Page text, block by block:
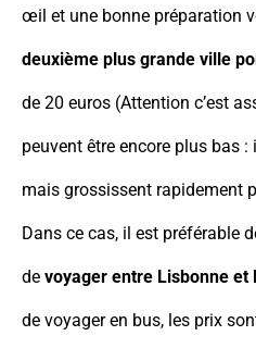
œil et une bonne préparation
deuxième plus grande ville
de 20 euros (Attention c’est
peuvent être encore plus bas
mais grossissent rapidement
Dans ce cas, il est préférable
de voyager entre Lisbonne et
de voyager en bus, les prix